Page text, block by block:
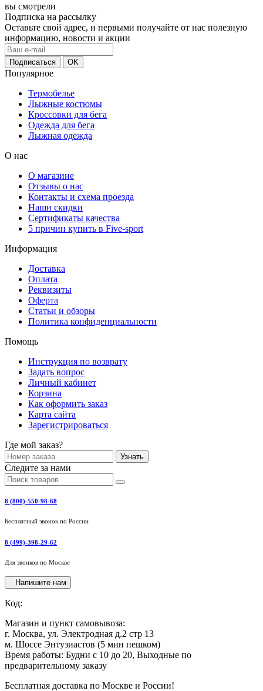
вы смотрели
Подписка на рассылку
Оставьте свой адрес, и первыми получайте от нас полезную
информацию, новости и акции
Популярное
Термобелье
Лыжные костюмы
Кроссовки для бега
Одежда для бега
Лыжная одежда
О нас
О магазине
Отзывы о нас
Контакты и схема проезда
Наши скидки
Сертификаты качества
5 причин купить в Five-sport
Информация
Доставка
Оплата
Реквизиты
Оферта
Статьи и обзоры
Политика конфиденциальности
Помощь
Инструкция по возврату
Задать вопрос
Личный кабинет
Корзина
Как оформить заказ
Карта сайта
Зарегистрироваться
Где мой заказ?
Узнать
Следите за нами
8 (800)-550-98-68
Бесплатный звонок по России
8 (499)-398-29-62
Для звонков по Москве
Напишите нам
Код:
Магазин и пункт самовывоза:
г. Москва, ул. Электродная д.2 стр 13
м. Шоссе Энтузиастов (5 мин пешком)
Время работы: Будни с 10 до 20, Выходные по
предварительному заказу
Бесплатная доставка по Москве и России!